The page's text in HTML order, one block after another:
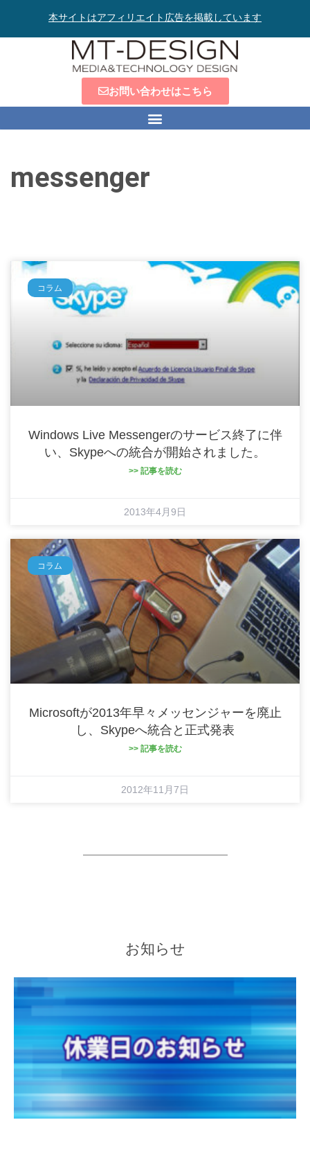
本サイトはアフィリエイト広告を掲載しています
お問い合わせはこちら
messenger
コラム
Windows Live Messengerのサービス終了に伴
い、Skypeへの統合が開始されました。
>> 記事を読む
2013年4月9日
コラム
Microsoftが2013年早々メッセンジャーを廃止
し、Skypeへ統合と正式発表
>> 記事を読む
2012年11月7日
お知らせ